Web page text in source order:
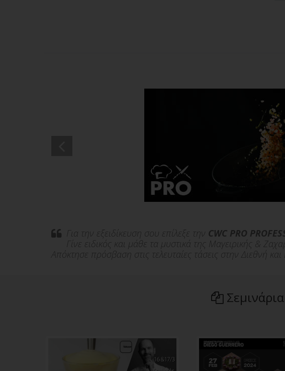
Για την εξειδίκευση σου επίλεξε την CWC PRO
Γίνε ειδικός και μάθε τα μυστικά της Μαγειρικής &
Απόκτησε πρόσβαση στις τελευταίες τάσεις στην Διεθνή
Σεμινάρια